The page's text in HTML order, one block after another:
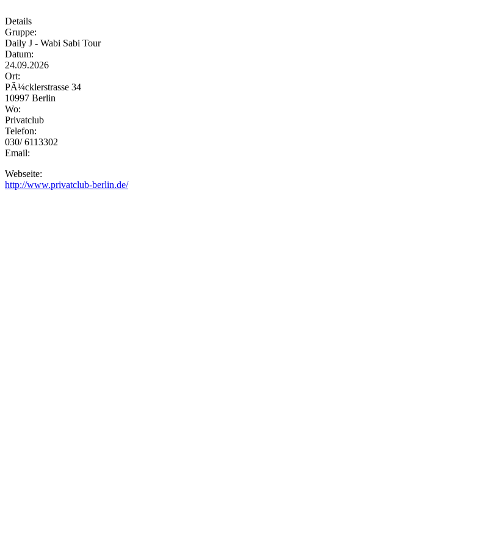
Details
Gruppe:
Daily J - Wabi Sabi Tour
Datum:
24.09.2026
Ort:
PÃ¼cklerstrasse 34
10997 Berlin
Wo:
Privatclub
Telefon:
030/ 6113302
Email:
Webseite:
http://www.privatclub-berlin.de/